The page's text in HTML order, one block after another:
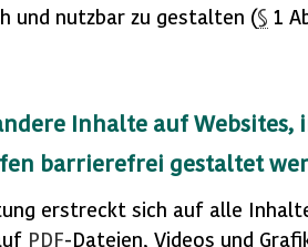
und nutzbar zu gestalten (§ 1
Inhalte aufWebsites,
barrierefrei gestaltet
erstreckt sich auf alle
PDF-Dateien, Videos und